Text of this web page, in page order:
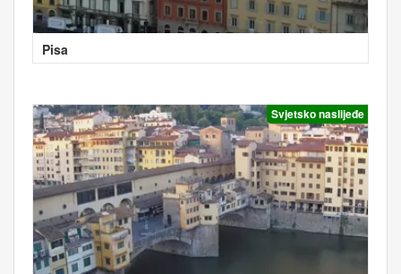
Pisa
Svjetsko naslijeđe